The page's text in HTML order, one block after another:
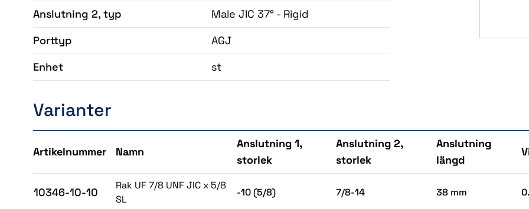
Anslutning 2, typ
Male JIC 37° - Rigid
Porttyp
AGJ
Enhet
st
Varianter
Artikelnummer Namn
Anslutning 1,
storlek
Anslutning 2,
storlek
Anslutning
längd
10346-10-10
Rak UF 7/8 UNF JIC x 5/8
SL
-10 (5/8) 7/8-14 38 mm